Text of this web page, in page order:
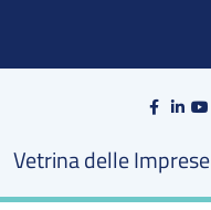
Vetrina delle Imprese